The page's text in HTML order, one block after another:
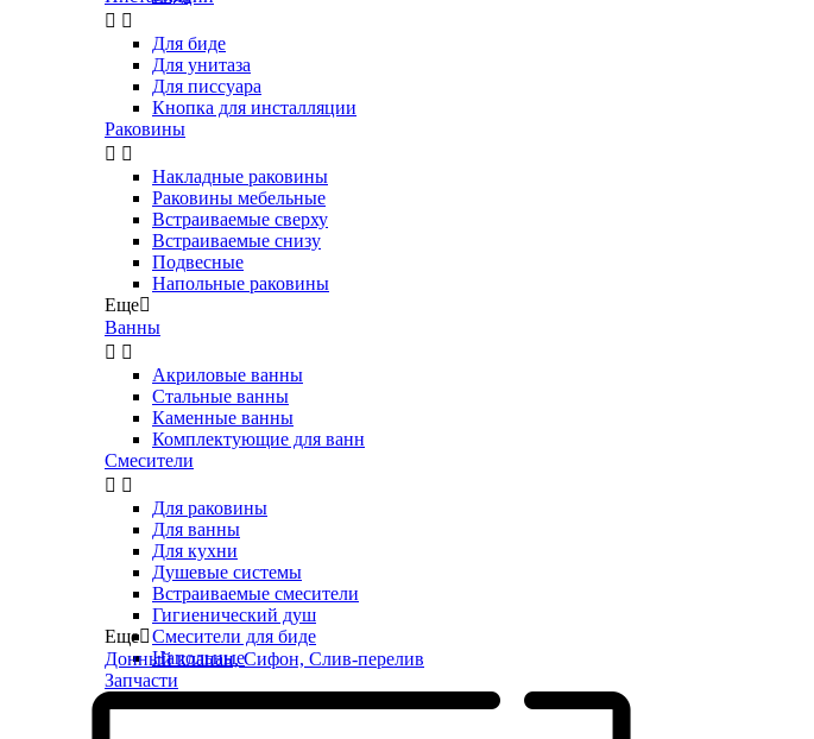
 
Для биде
Для унитаза
Для писсуара
Кнопка для инсталляции
Раковины
 
Накладные раковины
Раковины мебельные
Встраиваемые сверху
Встраиваемые снизу
Подвесные
Напольные раковины
Еще
Ванны
 
Акриловые ванны
Стальные ванны
Каменные ванны
Комплектующие для ванн
Смесители
 
Для раковины
Для ванны
Для кухни
Душевые системы
Встраиваемые смесители
Гигиенический душ
Смесители для биде
Напольные
Еще
Донный клапан, Сифон, Слив-перелив
Запчасти